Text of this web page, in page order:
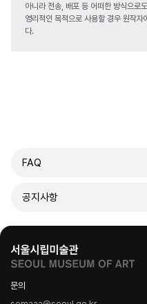
아니라 전송, 배포 등 어떠한 방식으로
영리적인 목적으로 사용할 경우 원작
다.
FAQ
공지사항
문의